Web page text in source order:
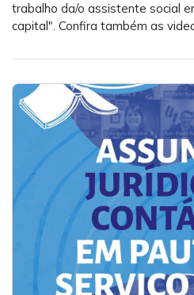
trabalho da/o assistente social
capital". Confira também as